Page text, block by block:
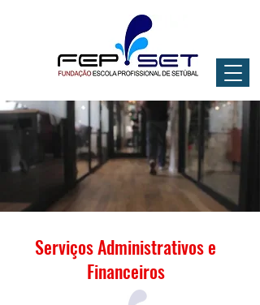
Serviços Administrativos e
Financeiros